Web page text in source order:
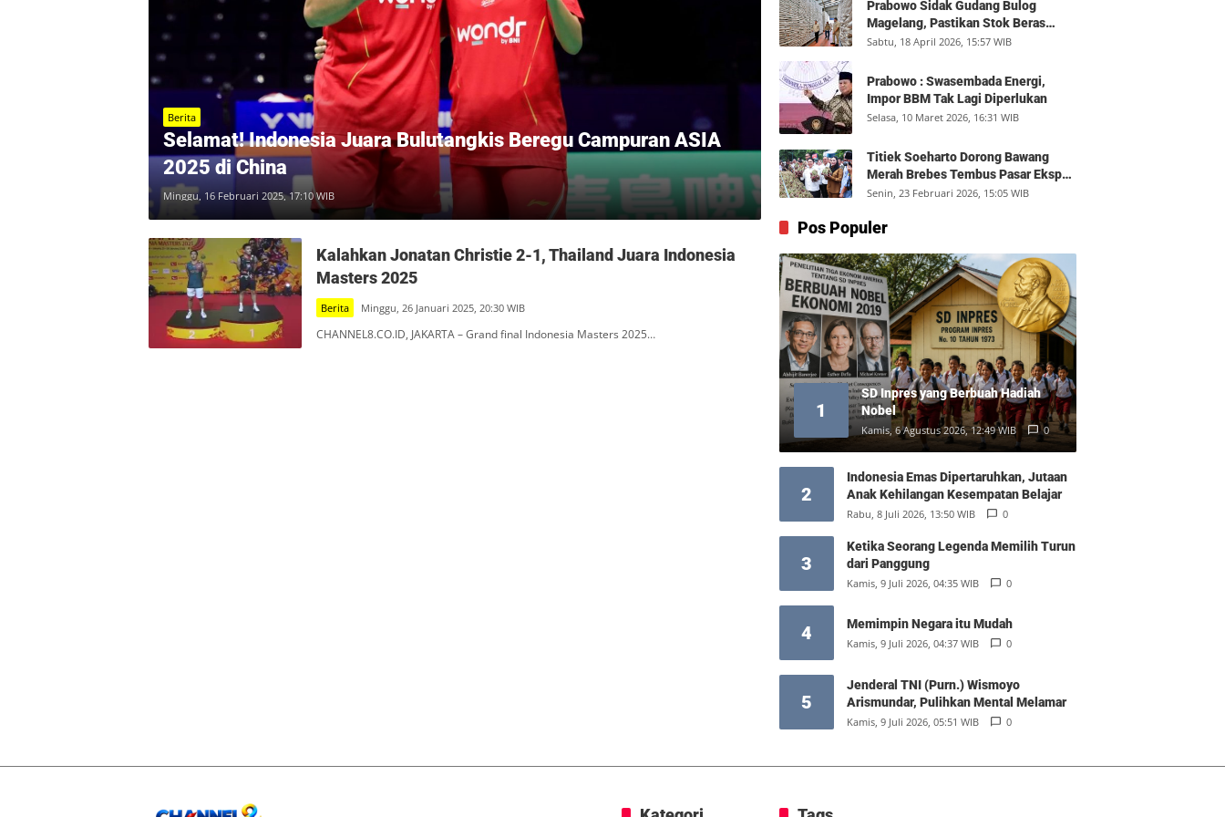
Berita
Selamat! Indonesia Juara Bulutangkis Beregu Campuran ASIA
2025 di China
Minggu, 16 Februari 2025, 17:10 WIB
Kalahkan Jonatan Christie 2-1, Thailand Juara Indonesia
Masters 2025
Berita Minggu, 26 Januari 2025, 20:30 WIB
CHANNEL8.CO.ID, JAKARTA – Grand final Indonesia Masters 2025…
Prabowo Sidak Gudang Bulog
Magelang, Pastikan Stok Beras
Aman dan Distribusi Lancar
Sabtu, 18 April 2026, 15:57 WIB
Prabowo : Swasembada Energi,
Impor BBM Tak Lagi Diperlukan
Selasa, 10 Maret 2026, 16:31 WIB
Titiek Soeharto Dorong Bawang
Merah Brebes Tembus Pasar Ekspor,
Petani Bisa Untung Rp350 Juta per
Senin, 23 Februari 2026, 15:05 WIB
Pos Populer
1
SD Inpres yang Berbuah Hadiah
Nobel
Kamis, 6 Agustus 2026, 12:49 WIB 0
2
Indonesia Emas Dipertaruhkan, Jutaan
Anak Kehilangan Kesempatan Belajar
Rabu, 8 Juli 2026, 13:50 WIB 0
3
Ketika Seorang Legenda Memilih Turun
dari Panggung
Kamis, 9 Juli 2026, 04:35 WIB 0
4 Memimpin Negara itu Mudah
Kamis, 9 Juli 2026, 04:37 WIB 0
5
Jenderal TNI (Purn.) Wismoyo
Arismundar, Pulihkan Mental Melamar
Kamis, 9 Juli 2026, 05:51 WIB 0